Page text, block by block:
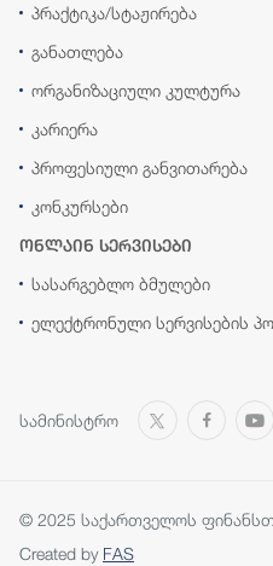
პრაქტიკა/სტაჟირება
განათლება
ორგანიზაციული კულტურა
კარიერა
პროფესიული განვითარება
კონკურსები
ონლაინ სერვისები
სასარგებლო ბმულები
ელექტრონული სერვისების
სამინისტრო
© 2025 საქართველოს
Created by FAS